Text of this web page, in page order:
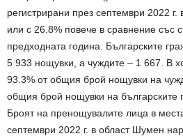
регистрирани през септември 2022
или с 26.8% повече в сравнение със
предходната година. Българските
5 933 нощувки, а чуждите – 1 667. В
93.3% от общия брой нощувки на
общия брой нощувки на българските
Броят на пренощувалите лица в
септември 2022 г. в област Шумен